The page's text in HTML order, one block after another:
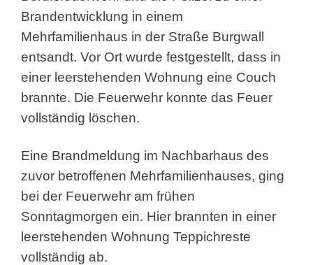
Brandentwicklung in einem
Mehrfamilienhaus in der Straße Burgwall
entsandt. Vor Ort wurde festgestellt, dass in
einer leerstehenden Wohnung eine Couch
brannte. Die Feuerwehr konnte das Feuer
vollständig löschen.
Eine Brandmeldung im Nachbarhaus des
zuvor betroffenen Mehrfamilienhauses, ging
bei der Feuerwehr am frühen
Sonntagmorgen ein. Hier brannten in einer
leerstehenden Wohnung Teppichreste
vollständig ab.